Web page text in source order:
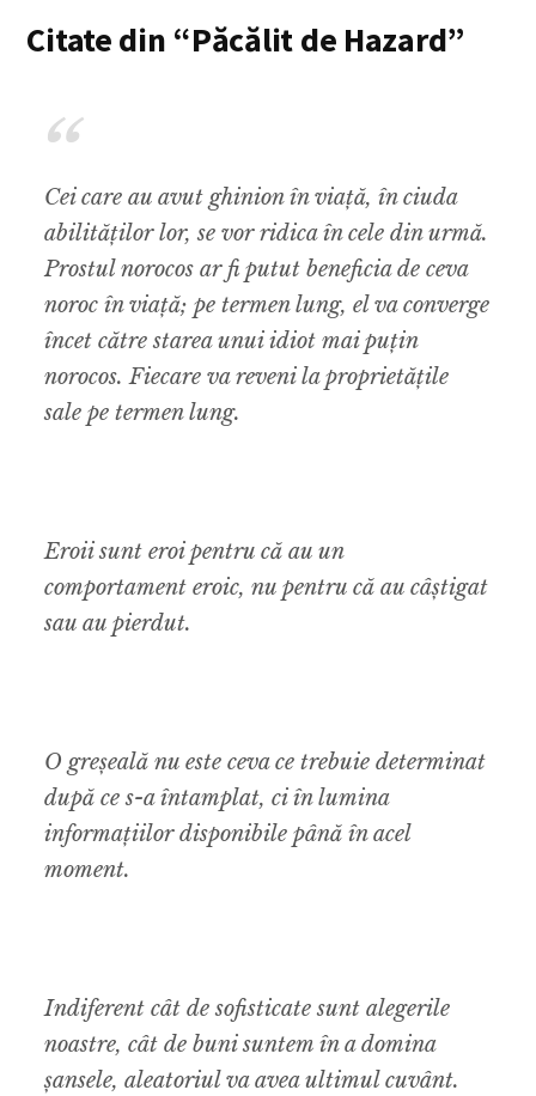
Citate din “Păcălit de Hazard”
Cei care au avut ghinion în viață, în ciuda
abilităților lor, se vor ridica în cele din urmă.
Prostul norocos ar fi putut beneficia de ceva
noroc în viață; pe termen lung, el va converge
încet către starea unui idiot mai puțin
norocos. Fiecare va reveni la proprietățile
sale pe termen lung.
Eroii sunt eroi pentru că au un
comportament eroic, nu pentru că au câștigat
sau au pierdut.
O greșeală nu este ceva ce trebuie determinat
după ce s-a întamplat, ci în lumina
informațiilor disponibile până în acel
moment.
Indiferent cât de sofisticate sunt alegerile
noastre, cât de buni suntem în a domina
șansele, aleatoriul va avea ultimul cuvânt.